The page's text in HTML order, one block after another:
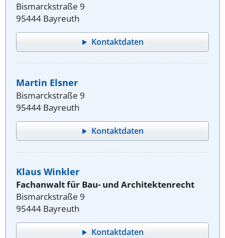
Bismarckstraße 9
95444 Bayreuth
Kontaktdaten
Martin Elsner
Bismarckstraße 9
95444 Bayreuth
Kontaktdaten
Klaus Winkler
Fachanwalt für Bau- und Architektenrecht
Bismarckstraße 9
95444 Bayreuth
Kontaktdaten